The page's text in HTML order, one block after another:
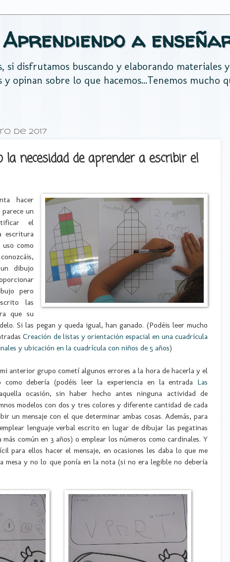
a
si disfrutamos buscando y elaborando materiales
opinan sobre lo que hacemos...Tenemos mucho
de 2017
la necesidad de aprender a escribir el
hacer
un
el
escritura
como
dibujo
pero
las
que su
Si las pegan y queda igual, han ganado. (Podéis leer mucho
Creación de listas y orientación espacial en una cuadrícula
y ubicación en la cuadrícula con niños de 5 años)
anterior grupo cometí algunos errores a la hora de hacerla y el
debería (podéis leer la experiencia en la entrada Las
ocasión, sin haber hecho antes ninguna actividad de
modelos con dos y tres colores y diferente cantidad de cada
un mensaje con el que determinar ambas cosas. Además, para
lenguaje verbal escrito en lugar de dibujar las pegatinas
común en 3 años) o emplear los números como cardinales. Y
para ellos hacer el mensaje, en ocasiones les daba lo que me
mesa y no lo que ponía en la nota (si no era legible no debería